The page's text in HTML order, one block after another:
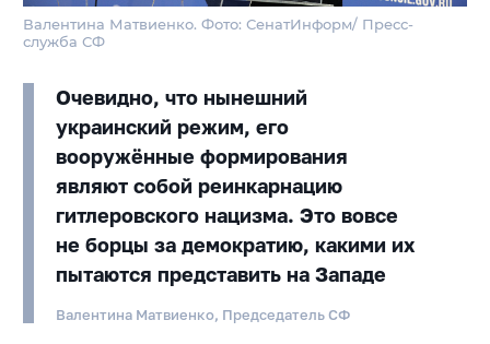
Валентина Матвиенко. Фото: СенатИнформ/ Пресс-
служба СФ
Очевидно, что нынешний
украинский режим, его
вооружённые формирования
являют собой реинкарнацию
гитлеровского нацизма. Это вовсе
не борцы за демократию, какими их
пытаются представить на Западе
Валентина Матвиенко, Председатель СФ